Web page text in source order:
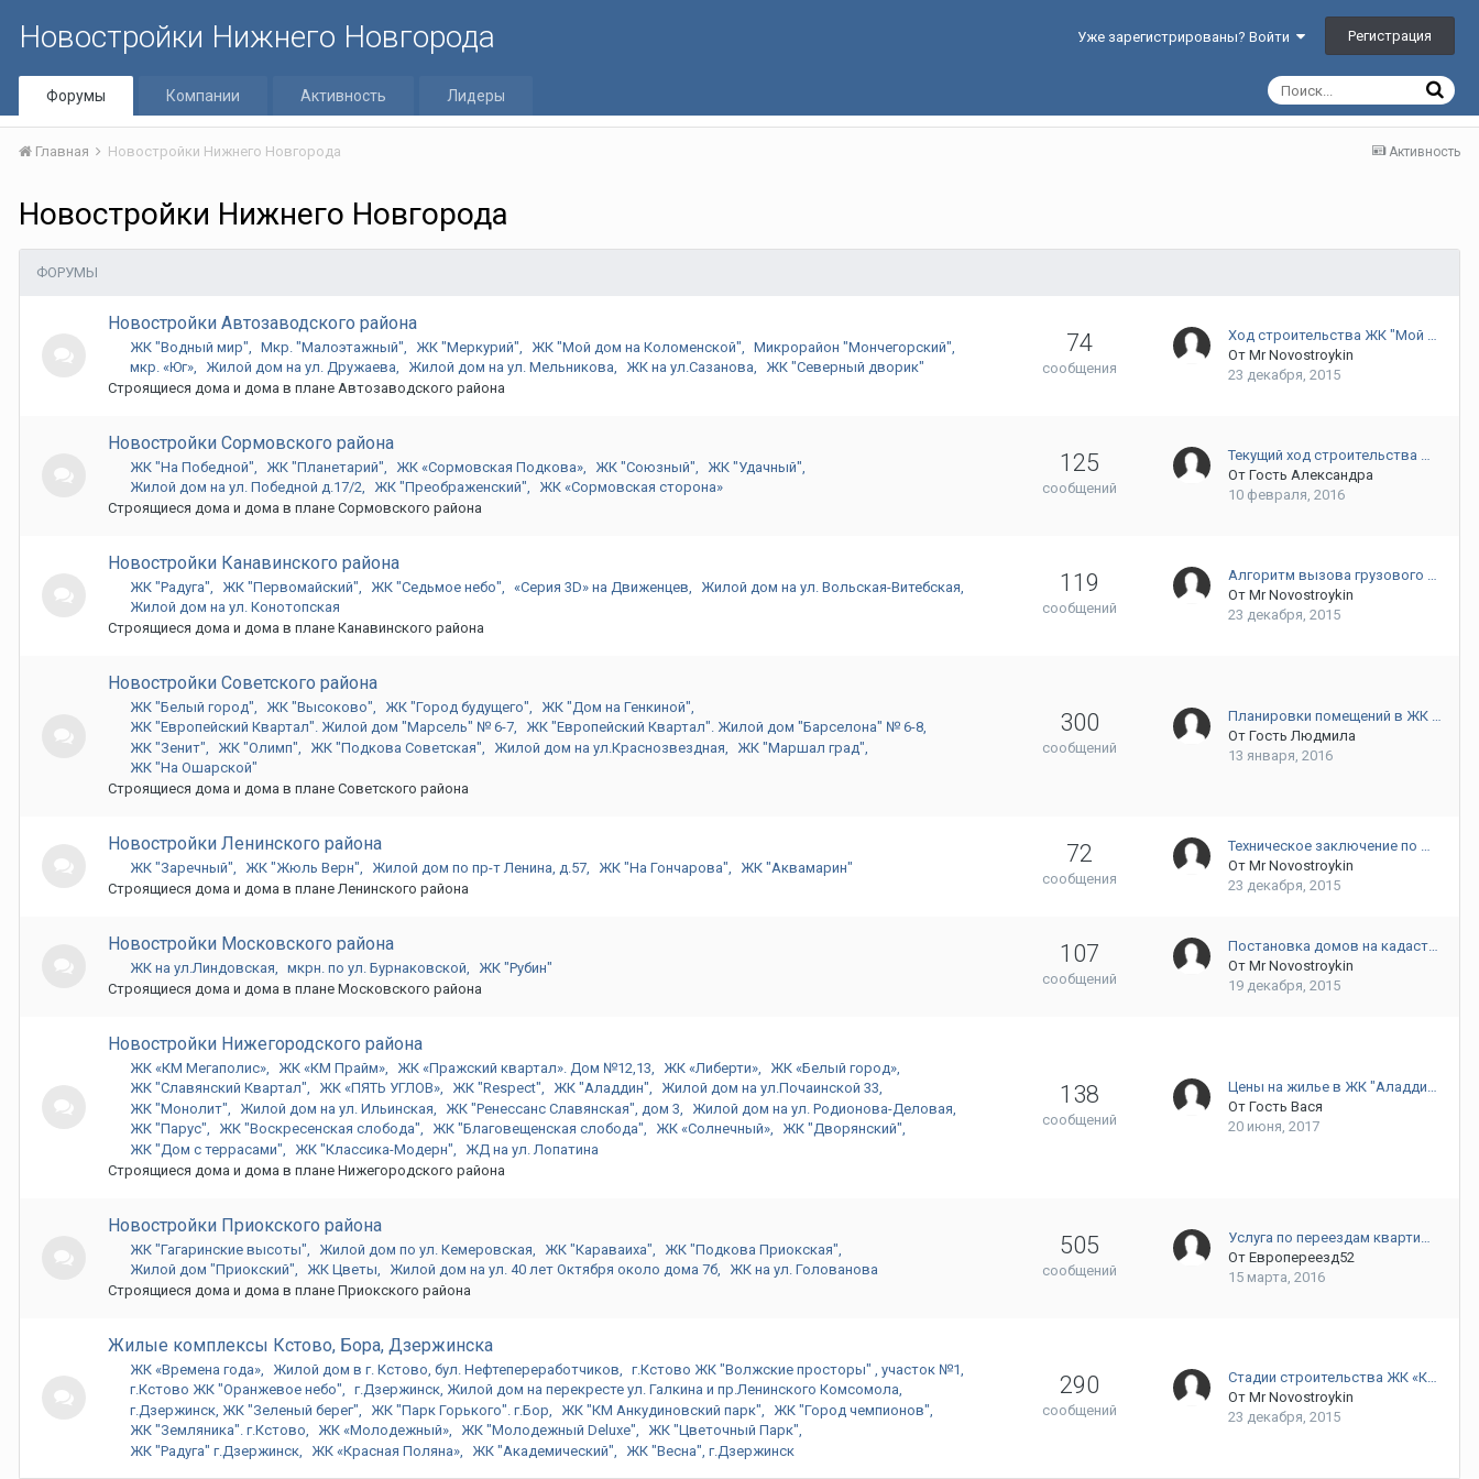
Новостройки Нижнего Новгорода Уже зарегистрированы? Войти Регистрация
Форумы Компании Активность Лидеры
Активность
Главная Новостройки Нижнего Новгорода
Новостройки Нижнего Новгорода
ФОРУМЫ
Новостройки Автозаводского района
ЖК "Водный мир" Мкр. "Малоэтажный" ЖК "Меркурий" ЖК "Мой дом на Коломенской"
Микрорайон "Мончегорский"
мкр. «Юг»
Жилой дом на ул. Дружаева Жилой дом на ул. Мельникова ЖК на ул.Сазанова
ЖК "Северный дворик"
Строящиеся дома и дома в плане Автозаводского района
74
сообщения
Ход строительства ЖК "Мой …
От Mr Novostroykin
23 декабря, 2015
Новостройки Сормовского района
ЖК "На Победной" ЖК "Планетарий" ЖК «Сормовская Подкова» ЖК "Союзный"
ЖК "Удачный"
Жилой дом на ул. Победной д.17/2
ЖК "Преображенский"
ЖК «Сормовская сторона»
Строящиеся дома и дома в плане Сормовского района
125
сообщений
Текущий ход строительства …
От Гость Александра
10 февраля, 2016
Новостройки Канавинского района
ЖК "Радуга" ЖК "Первомайский" ЖК "Седьмое небо" «Серия 3D» на Движенцев
Жилой дом на ул. Вольская-Витебская
Жилой дом на ул. Конотопская
Строящиеся дома и дома в плане Канавинского района
119
сообщений
Алгоритм вызова грузового …
От Mr Novostroykin
23 декабря, 2015
Новостройки Советского района
ЖК "Белый город" ЖК "Высоково" ЖК "Город будущего"
ЖК "Дом на Генкиной"
ЖК "Европейский Квартал". Жилой дом "Марсель" № 6-7
ЖК "Европейский Квартал". Жилой дом "Барселона" № 6-8
ЖК "Зенит"
ЖК "Олимп" ЖК "Подкова Советская" Жилой дом на ул.Краснозвездная
ЖК "Маршал град"
ЖК "На Ошарской"
Строящиеся дома и дома в плане Советского района
300
сообщений
Планировки помещений в ЖК …
От Гость Людмила
13 января, 2016
Новостройки Ленинского района
ЖК "Заречный" ЖК "Жюль Верн" Жилой дом по пр-т Ленина, д.57 ЖК "На Гончарова"
ЖК "Аквамарин"
Строящиеся дома и дома в плане Ленинского района
72
сообщения
Техническое заключение по …
От Mr Novostroykin
23 декабря, 2015
Новостройки Московского района
ЖК на ул.Линдовская мкрн. по ул. Бурнаковской
ЖК "Рубин"
Строящиеся дома и дома в плане Московского района
107
сообщений
Постановка домов на кадаст…
От Mr Novostroykin
19 декабря, 2015
Новостройки Нижегородского района
ЖК «КМ Мегаполис» ЖК «КМ Прайм» ЖК «Пражский квартал». Дом №12,13 ЖК «Либерти»
ЖК «Белый город»
ЖК "Славянский Квартал"
ЖК «ПЯТЬ УГЛОВ» ЖК "Respect" ЖК "Аладдин"
Жилой дом на ул.Почаинской 33
ЖК "Монолит"
Жилой дом на ул. Ильинская ЖК "Ренессанс Славянская", дом 3
Жилой дом на ул. Родионова-Деловая
ЖК "Парус"
ЖК "Воскресенская слобода" ЖК "Благовещенская слобода" ЖК «Солнечный»
ЖК "Дворянский"
ЖК "Дом с террасами"
ЖК "Классика-Модерн"
ЖД на ул. Лопатина
Строящиеся дома и дома в плане Нижегородского района
138
сообщений
Цены на жилье в ЖК "Аладди…
От Гость Вася
20 июня, 2017
Новостройки Приокского района
ЖК "Гагаринские высоты" Жилой дом по ул. Кемеровская ЖК "Караваиха"
ЖК "Подкова Приокская"
Жилой дом "Приокский"
ЖК Цветы Жилой дом на ул. 40 лет Октября около дома 7б
ЖК на ул. Голованова
Строящиеся дома и дома в плане Приокского района
505
сообщений
Услуга по переездам кварти…
От Европереезд52
15 марта, 2016
Жилые комплексы Кстово, Бора, Дзержинска
ЖК «Времена года» Жилой дом в г. Кстово, бул. Нефтепереработчиков
г.Кстово ЖК "Волжские просторы" , участок №1
г.Кстово ЖК "Оранжевое небо"
г.Дзержинск, Жилой дом на перекресте ул. Галкина и пр.Ленинского Комсомола
г.Дзержинск, ЖК "Зеленый берег"
ЖК "Парк Горького". г.Бор ЖК "КМ Анкудиновский парк"
ЖК "Город чемпионов"
ЖК "Земляника". г.Кстово
ЖК «Молодежный» ЖК "Молодежный Deluxe"
ЖК "Цветочный Парк"
ЖК "Радуга" г.Дзержинск
ЖК «Красная Поляна» ЖК "Академический" ЖК "Весна", г.Дзержинск
290
сообщений
Стадии строительства ЖК «К…
От Mr Novostroykin
23 декабря, 2015